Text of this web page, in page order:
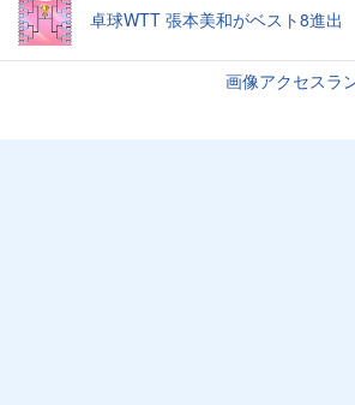
卓球WTT 張本美和がベスト8進出
画像アクセスラ